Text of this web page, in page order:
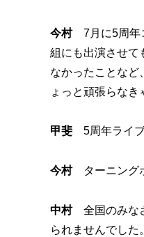
今村7月に5周年
組にも出演させて
なかったことなど
ょっと頑張らなき
甲斐 5周年ライブ
今村ターニングポ
中村全国のみなさ
られませんでした